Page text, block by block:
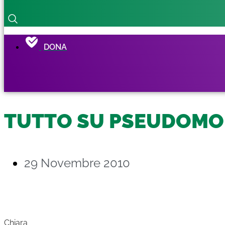
DONA
TUTTO SU
29 Novembre 2010
Chiara